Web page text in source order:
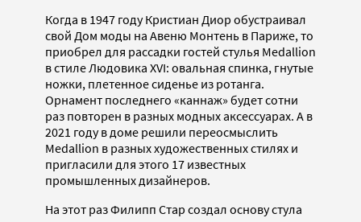
Когда в 1947 году Кристиан Диор обустраивал
свой Дом моды на Авеню Монтень в Париже, то
приобрел для рассадки гостей стулья Medallion
в стиле Людовика XVI: овальная спинка, гнутые
ножки, плетенное сиденье из ротанга.
Орнамент последнего «каннаж» будет сотни
раз повторен в разных модных аксессуарах. А в
2021 году в доме решили переосмыслить
Medallion в разных художественных стилях и
пригласили для этого 17 известных
промышленных дизайнеров.
На этот раз Филипп Стар создал основу стула